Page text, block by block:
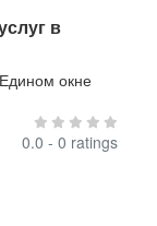
в
окне
0.0 - 0 ratings